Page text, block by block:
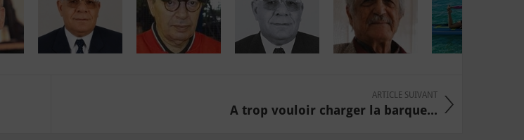
ARTICLE SUIVANT
A trop vouloir charger la barque...